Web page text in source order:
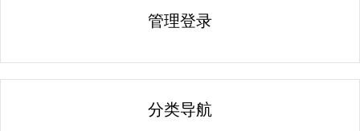
管理登录
分类导航